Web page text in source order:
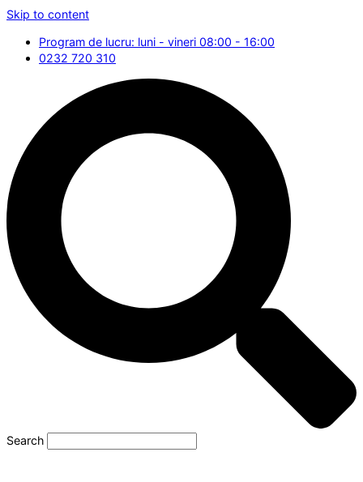
Skip to content
Program de lucru: luni - vineri 08:00 - 16:00
0232 720 310
Search